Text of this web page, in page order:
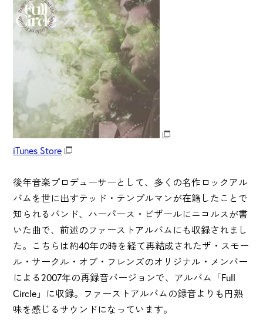
iTunes Store
後年音楽プロデューサーとして、多くの名作ロックアル
バムを世に出すテッド・テンプルマンが在籍したことで
知られるバンド、ハーパース・ビザールにニコルスが書
いた曲で、前述のファーストアルバムにも収録されまし
た。こちらは約40年の時を経て再結成されたザ・スモー
ル・サークル・オブ・フレンズのオリジナル・メンバー
による2007年の再録音バージョンで、アルバム「Full
Circle」に収録。ファーストアルバムの録音よりも円熟
味を感じるサウンドになっています。